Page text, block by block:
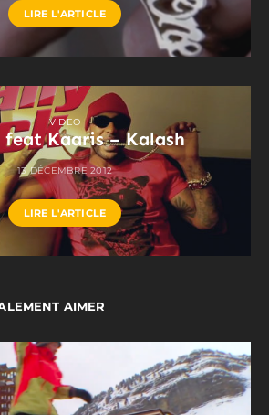
LIRE L'ARTICLE
VIDEO
feat Kaaris – Kalash
13 DÉCEMBRE 2012
LIRE L'ARTICLE
AIMER